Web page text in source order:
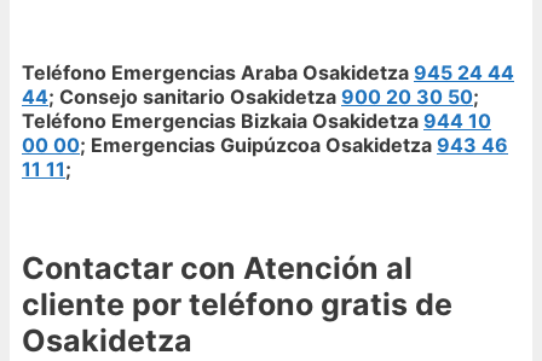
Teléfono Emergencias Araba Osakidetza 945 24 44
44; Consejo sanitario Osakidetza 900 20 30 50;
Teléfono Emergencias Bizkaia Osakidetza 944 10
00 00; Emergencias Guipúzcoa Osakidetza 943 46
11 11;
Contactar con Atención al
cliente por teléfono gratis de
Osakidetza